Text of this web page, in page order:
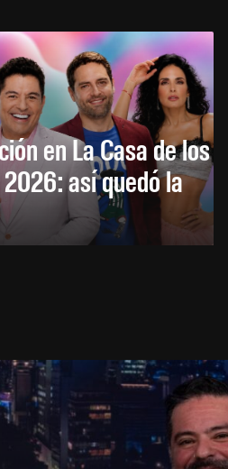
en La Casa de los
así quedó la